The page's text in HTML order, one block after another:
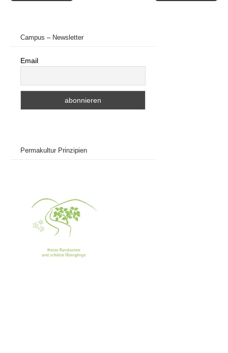
Campus – Newsletter
Email
Permakultur Prinzipien